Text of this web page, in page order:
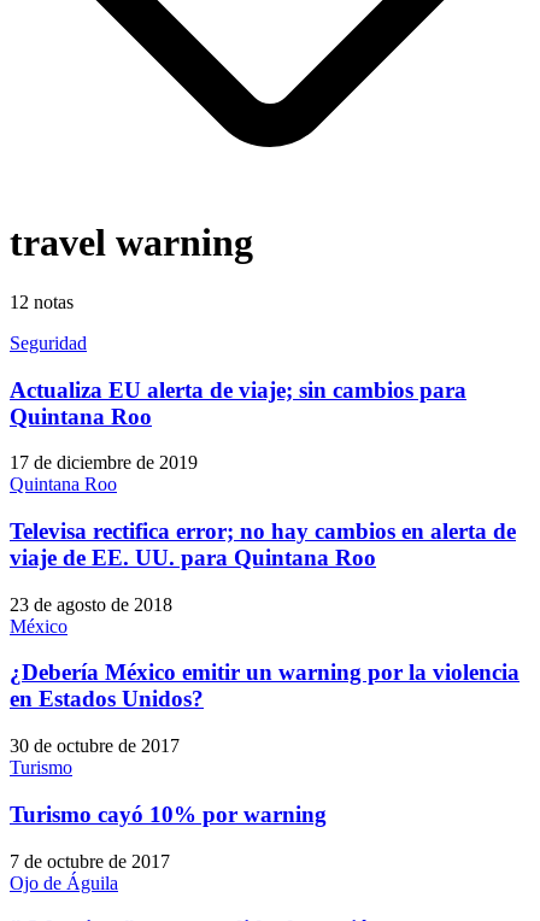
travel warning
12 notas
Seguridad
Actualiza EU alerta de viaje; sin cambios para
Quintana Roo
17 de diciembre de 2019
Quintana Roo
Televisa rectifica error; no hay cambios en alerta de
viaje de EE. UU. para Quintana Roo
23 de agosto de 2018
México
¿Debería México emitir un warning por la violencia
en Estados Unidos?
30 de octubre de 2017
Turismo
Turismo cayó 10% por warning
7 de octubre de 2017
Ojo de Águila